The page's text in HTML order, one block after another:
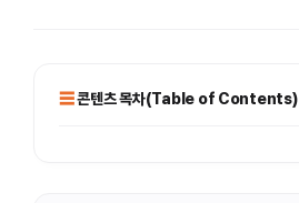
콘텐츠 목차(Table of Contents)